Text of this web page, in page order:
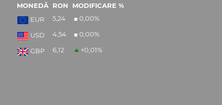
MONEDĂ RON
MODIFICARE %
EUR
5,24 0,00%
USD 4,54 0,00%
GBP 6,12 +0,01%